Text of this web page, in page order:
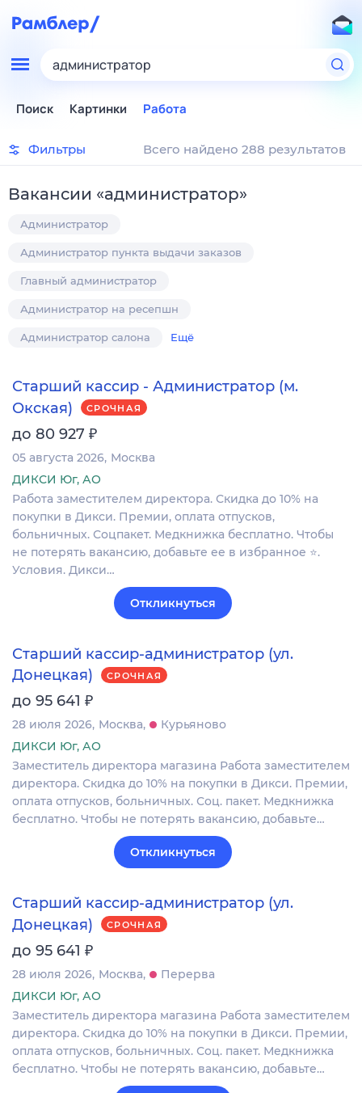
администратор
Поиск Картинки Работа
Фильтры Всего найдено 288 результатов
Вакансии «администратор»
Администратор
Администратор пункта выдачи заказов
Главный администратор
Администратор на ресепшн
Администратор салона Ещё
Старший кассир - Администратор (м.
Окская)
СРОЧНАЯ
до 80 927 ₽
05 августа 2026 Москва
ДИКСИ Юг, АО
Работа заместителем директора. Скидка до 10% на
покупки в Дикси. Премии, оплата отпусков,
больничных. Соцпакет. Медкнижка бесплатно. Чтобы
не потерять вакансию, добавьте ее в избранное ⭐.
Условия. Дикси…
Откликнуться
Старший кассир-администратор (ул.
Донецкая)
СРОЧНАЯ
до 95 641 ₽
28 июля 2026 Москва
Курьяново
ДИКСИ Юг, АО
Заместитель директора магазина Работа заместителем
директора. Скидка до 10% на покупки в Дикси. Премии,
оплата отпусков, больничных. Соц. пакет. Медкнижка
бесплатно. Чтобы не потерять вакансию, добавьте…
Откликнуться
Старший кассир-администратор (ул.
Донецкая)
СРОЧНАЯ
до 95 641 ₽
28 июля 2026 Москва
Перерва
ДИКСИ Юг, АО
Заместитель директора магазина Работа заместителем
директора. Скидка до 10% на покупки в Дикси. Премии,
оплата отпусков, больничных. Соц. пакет. Медкнижка
бесплатно. Чтобы не потерять вакансию, добавьте…